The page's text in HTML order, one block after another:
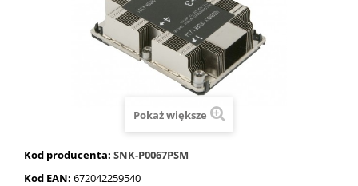
Pokaż większe
Kod producenta: SNK-P0067PSM
Kod EAN: 672042259540